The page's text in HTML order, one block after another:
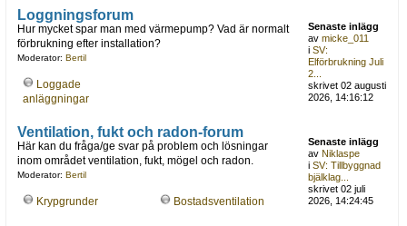
Loggningsforum
Hur mycket spar man med värmepump? Vad är normalt
förbrukning efter installation?
Moderator: Bertil
Loggade
anläggningar
Senaste inlägg
avmicke_011
iSV:
Elförbrukning Juli
2...
skrivet 02 augusti
2026, 14:16:12
Ventilation, fukt och radon-forum
Här kan du fråga/ge svar på problem och lösningar
inom området ventilation, fukt, mögel och radon.
Moderator: Bertil
Krypgrunder Bostadsventilation
Senaste inlägg
avNiklaspe
iSV: Tillbyggnad
bjälklag...
skrivet 02 juli
2026, 14:24:45